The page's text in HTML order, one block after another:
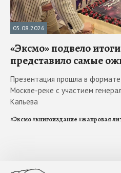
05.08.2026
«Эксмо» подвело
представило самые
Презентация прошла в формате
Москве-реке с участием
Капьева
#Эксмо#книгоиздание#жанровая